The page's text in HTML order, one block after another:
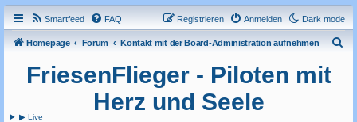
Dark mode
Smartfeed FAQ Anmelden
Registrieren
Homepage Forum Kontakt mit der Board-Administration aufnehmen
FriesenFlieger - Piloten mit
Herz und Seele
▶ Live